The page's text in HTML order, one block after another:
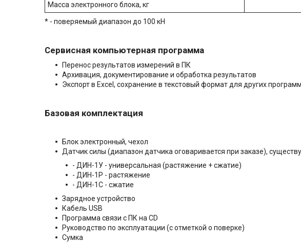
Масса электронного блока, кг
* - поверяемый диапазон до 100 кН
Сервисная компьютерная программа
Перенос результатов измерений в ПК
Архивация, документирование и обработка результатов
Экспорт в Excel, сохранение в текстовый формат для других программ
Базовая комплектация
Блок электронный, чехол
Датчик силы (диапазон датчика оговаривается при заказе),
- ДИН-1У - универсальная (растяжение + сжатие)
- ДИН-1Р - растяжение
- ДИН-1С - сжатие
Зарядное устройство
Кабель USB
Программа связи с ПК на CD
Руководство по эксплуатации (с отметкой о поверке)
Сумка